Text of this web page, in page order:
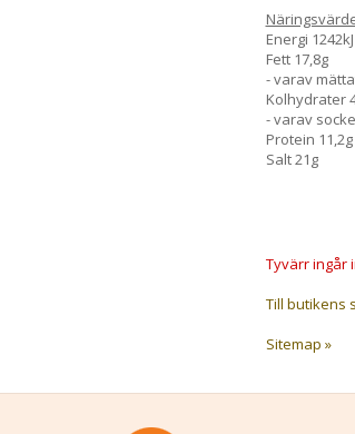
Energi
Fett 17,8g
- varav
Kolhydrater
- varav
Protein 11,2g
Salt 21g
Tyvärr ingår
Till butikens
Sitemap »